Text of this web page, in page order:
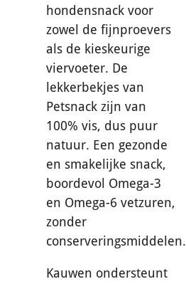
hondensnack voor
zowel de fijnproevers
als de kieskeurige
viervoeter. De
lekkerbekjes van
Petsnack zijn van
100% vis, dus puur
natuur. Een gezonde
en smakelijke snack,
boordevol Omega-3
en Omega-6 vetzuren,
zonder
conserveringsmiddelen.
Kauwen ondersteunt